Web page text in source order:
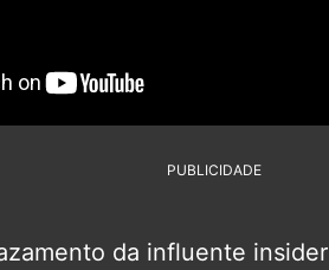
PUBLICIDADE
da influente insider